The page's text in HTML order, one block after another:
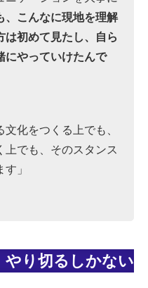
、こんなに現地を理解
は初めて見たし、自ら
にやっていけたんで
化をつくる上でも、
でも、そのスタンス
」
やり切るしかない